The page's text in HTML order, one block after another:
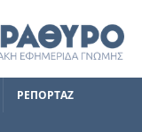
ΡΕΠΟΡΤΑΖ